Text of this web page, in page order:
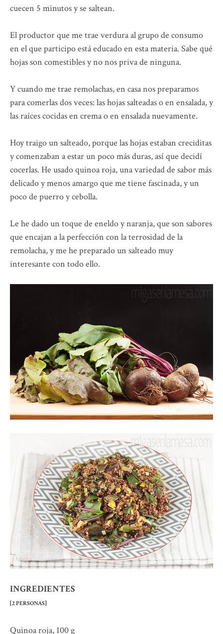
cuecen 5 minutos y se saltean.
El productor que me trae verdura al grupo de consumo
en el que participo está educado en esta materia. Sabe qué
hojas son comestibles y no nos priva de ninguna.
Y cuando me trae remolachas, en casa nos preparamos
para comerlas dos veces: las hojas salteadas o en ensalada, y
las raíces cocidas en crema o en ensalada nuevamente.
Hoy traigo un salteado, porque las hojas estaban creciditas
y comenzaban a estar un poco más duras, así que decidí
cocerlas. He usado quinoa roja, una variedad de sabor más
delicado y menos amargo que me tiene fascinada, y un
poco de puerro y cebolla.
Le he dado un toque de eneldo y naranja, que son sabores
que encajan a la perfección con la terrosidad de la
remolacha, y me he preparado un salteado muy
interesante con todo ello.
INGREDIENTES
[2 PERSONAS]
Quinoa roja, 100 g